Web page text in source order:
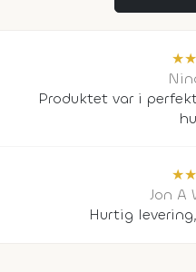
★★
Produktet var i
★★
Jon A
Hurtig